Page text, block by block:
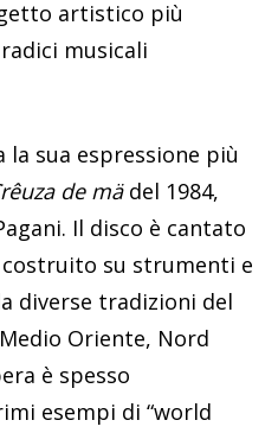
artistico più
musicali
sua espressione più
de mädel 1984,
Il disco è cantato
su strumenti e
diverse tradizioni del
Oriente, Nord
è spesso
esempi di “world